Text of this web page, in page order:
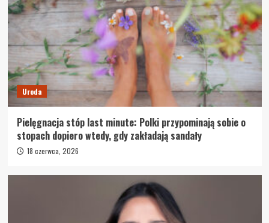
Uroda
Pielęgnacja stóp last minute: Polki przypominają sobie o
stopach dopiero wtedy, gdy zakładają sandały
18 czerwca, 2026